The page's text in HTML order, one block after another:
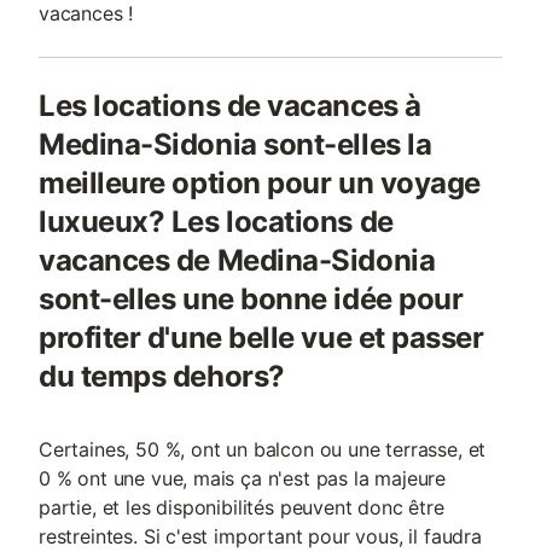
vacances !
Les locations de vacances à
Medina-Sidonia sont-elles la
meilleure option pour un voyage
luxueux? Les locations de
vacances de Medina-Sidonia
sont-elles une bonne idée pour
profiter d'une belle vue et passer
du temps dehors?
Certaines, 50 %, ont un balcon ou une terrasse, et
0 % ont une vue, mais ça n'est pas la majeure
partie, et les disponibilités peuvent donc être
restreintes. Si c'est important pour vous, il faudra